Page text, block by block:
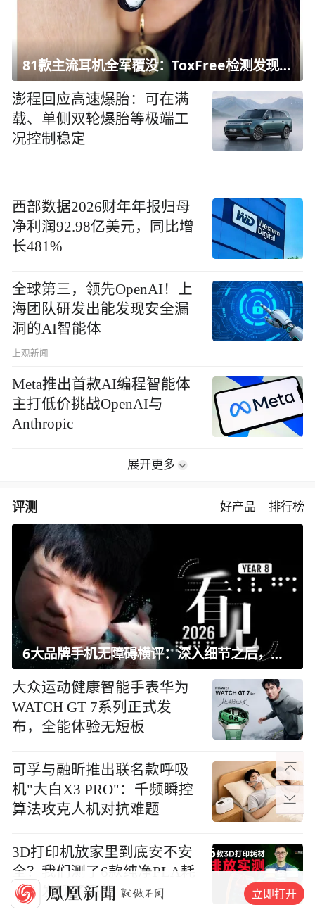
81款主流耳机全军覆没：ToxFree检测发现均含对人体有害化学物质
澎程回应高速爆胎：可在满
载、单侧双轮爆胎等极端工
况控制稳定
西部数据2026财年年报归母
净利润92.98亿美元，同比增
长481%
全球第三，领先OpenAI！上
海团队研发出能发现安全漏
洞的AI智能体
上观新闻
Meta推出首款AI编程智能体
主打低价挑战OpenAI与
Anthropic
展开更多
评测 好产品 排行榜
6大品牌手机无障碍横评：深入细节之后，似乎只有苹果能挺住？｜ 看见2026
大众运动健康智能手表华为
WATCH GT 7系列正式发
布，全能体验无短板
可孚与融昕推出联名款呼吸
机"大白X3 PRO"：千频瞬控
算法攻克人机对抗难题
3D打印机放家里到底安不安
全？我们测了6款纯净PLA耗
材，发现了真相
立即打开